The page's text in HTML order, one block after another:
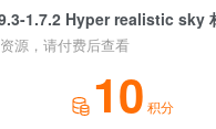
1.7.2 Hyper realistic sky
源，请付费后查看
10 积分